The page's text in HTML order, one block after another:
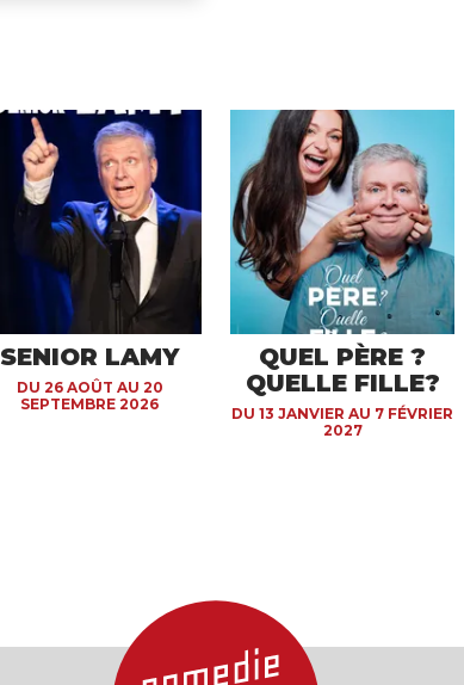
SENIOR LAMY
DU 26 AOÛT AU 20
SEPTEMBRE 2026
QUEL PÈRE ?
QUELLE FILLE?
DU 13 JANVIER AU 7 FÉVRIER
2027